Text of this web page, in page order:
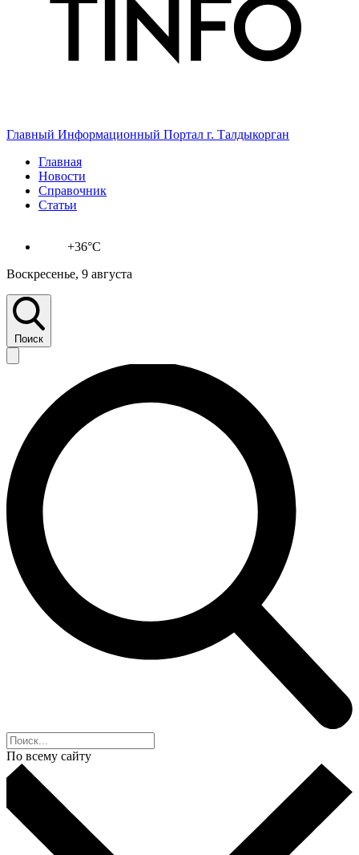
Главный Информационный Портал г. Талдыкорган
Главная
Новости
Справочник
Статьи
+36°C
Воскресенье, 9 августа
Поиск
По всему сайту